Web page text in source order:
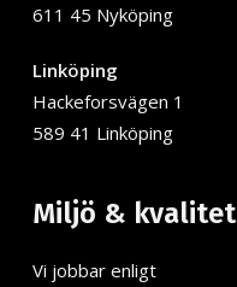
611 45 Nyköping
Linköping
Hackeforsvägen 1
589 41 Linköping
Miljö & kvalitet
Vi jobbar enligt